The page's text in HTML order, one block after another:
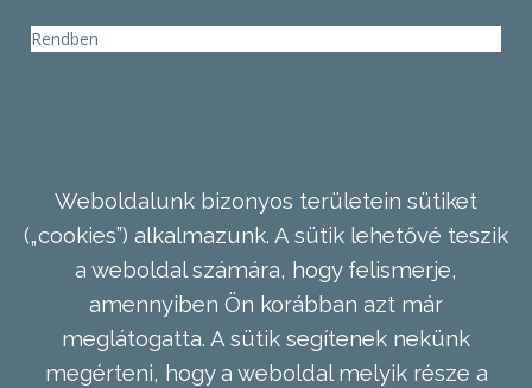
Rendben
Weboldalunk bizonyos területein sütiket
(„cookies”) alkalmazunk. A sütik lehetővé teszik
a weboldal számára, hogy felismerje,
amennyiben Ön korábban azt már
meglátogatta. A sütik segítenek nekünk
megérteni, hogy a weboldal melyik része a